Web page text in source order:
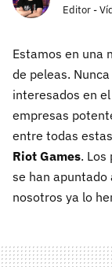
Editor -
Estamos en una
de peleas.
interesados en
empresas
entre todas
Riot Games. Los
se han apuntado
nosotros ya lo